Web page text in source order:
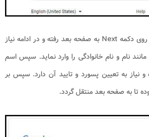
روی دکمهNext به صفحه بعد رفته و در ادامه نیاز
مانند نام و نام خانوادگی را وارد نماید. سپس اسم
و نیاز به تعیین پسورد و تایید آن دارد. سپس بر
تا به صفحه بعد منتقل گردد.